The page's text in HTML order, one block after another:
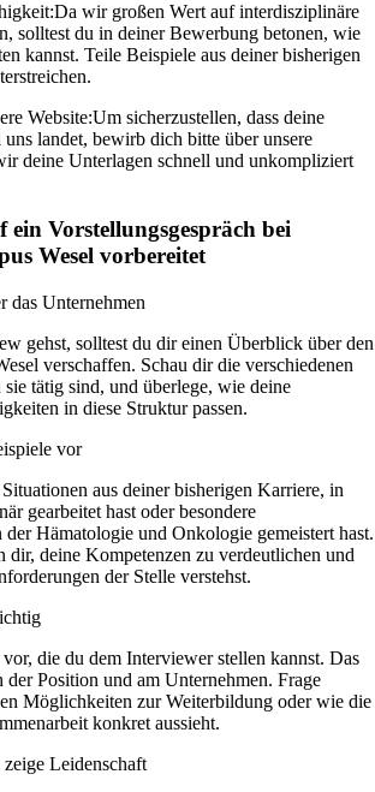
Da wir großen Wert auf interdisziplinäre
solltest du in deiner Bewerbung betonen, wie
kannst. Teile Beispiele aus deiner bisherigen
Website:Um sicherzustellen, dass deine
landet, bewirb dich bitte über unsere
deine Unterlagen schnell und unkompliziert
ein Vorstellungsgespräch bei
Wesel vorbereitet
das Unternehmen
gehst, solltest du dir einen Überblick über den
verschaffen. Schau dir die verschiedenen
tätig sind, und überlege, wie deine
in diese Struktur passen.
vor
aus deiner bisherigen Karriere, in
gearbeitet hast oder besondere
Hämatologie und Onkologie gemeistert hast.
dir, deine Kompetenzen zu verdeutlichen und
der Stelle verstehst.
die du dem Interviewer stellen kannst. Das
der Position und am Unternehmen. Frage
Möglichkeiten zur Weiterbildung oder wie die
konkret aussieht.
Leidenschaft